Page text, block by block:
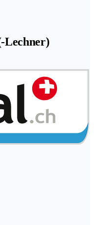
Lechner)